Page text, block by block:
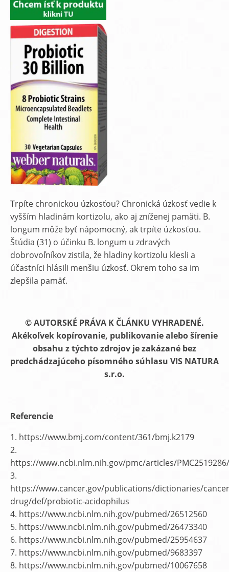
Trpíte chronickou úzkosťou? Chronická úzkosť vedie k
vyšším hladinám kortizolu, ako aj zníženej pamäti. B.
longum môže byť nápomocný, ak trpíte úzkosťou.
Štúdia (31) o účinku B. longum u zdravých
dobrovoľníkov zistila, že hladiny kortizolu klesli a
účastníci hlásili menšiu úzkosť. Okrem toho sa im
zlepšila pamäť.
© AUTORSKÉ PRÁVA K ČLÁNKU VYHRADENÉ.
Akékoľvek kopírovanie, publikovanie alebo šírenie
obsahu z týchto zdrojov je zakázané bez
predchádzajúceho písomného súhlasu VIS NATURA
s.r.o.
Referencie
1. https://www.bmj.com/content/361/bmj.k2179
2.
https://www.ncbi.nlm.nih.gov/pmc/articles/PMC2519286/
3.
https://www.cancer.gov/publications/dictionaries/
drug/def/probiotic-acidophilus
4. https://www.ncbi.nlm.nih.gov/pubmed/26512560
5. https://www.ncbi.nlm.nih.gov/pubmed/26473340
6. https://www.ncbi.nlm.nih.gov/pubmed/25954637
7. https://www.ncbi.nlm.nih.gov/pubmed/9683397
8. https://www.ncbi.nlm.nih.gov/pubmed/10067658